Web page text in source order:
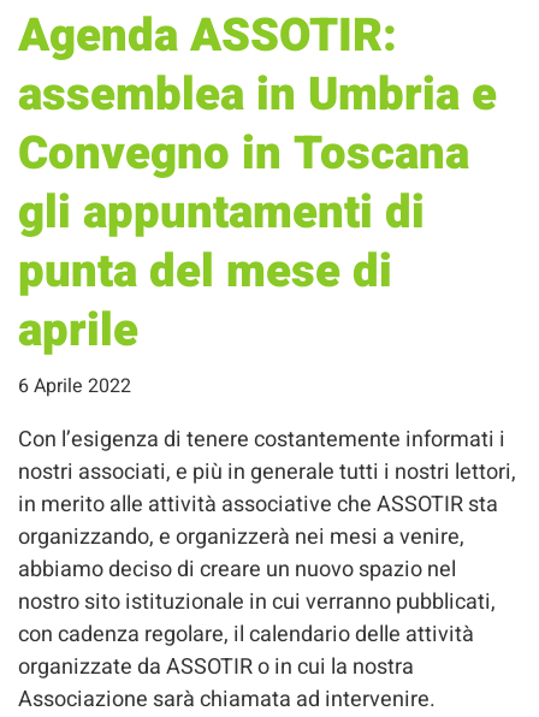
Agenda ASSOTIR:
assemblea in Umbria e
Convegno in Toscana
gli appuntamenti di
punta del mese di
aprile
6 Aprile 2022
Con l’esigenza di tenere costantemente informati i
nostri associati, e più in generale tutti i nostri lettori,
in merito alle attività associative che ASSOTIR sta
organizzando, e organizzerà nei mesi a venire,
abbiamo deciso di creare un nuovo spazio nel
nostro sito istituzionale in cui verranno pubblicati,
con cadenza regolare, il calendario delle attività
organizzate da ASSOTIR o in cui la nostra
Associazione sarà chiamata ad intervenire.